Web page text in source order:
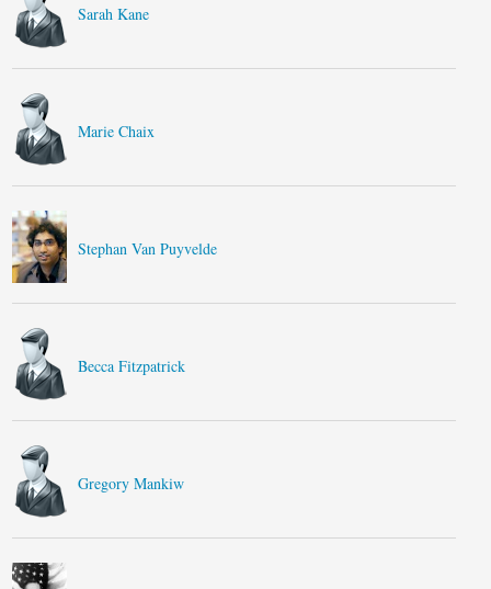
Sarah Kane
Marie Chaix
Stephan Van Puyvelde
Becca Fitzpatrick
Gregory Mankiw